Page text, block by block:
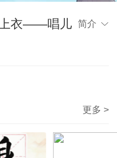
上衣——唱儿
简介
更多 >